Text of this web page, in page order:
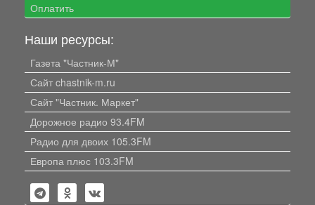
Оплатить
Наши ресурсы:
Газета "Частник-М"
Сайт chastnik-m.ru
Сайт "Частник. Маркет"
Дорожное радио 93.4FM
Радио для двоих 105.3FM
Европа плюс 103.3FM